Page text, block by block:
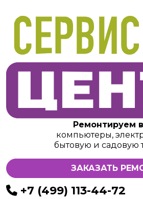
Ремонтируем
компьютеры,
бытовую и садовую
ЗАКАЗАТЬ
+7 (499) 113-44-72